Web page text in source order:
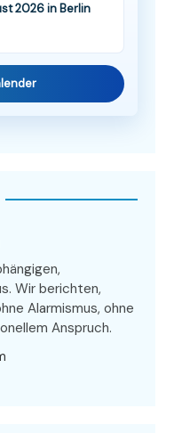
2026 in Berlin
Wir berichten,
Alarmismus, ohne
Anspruch.